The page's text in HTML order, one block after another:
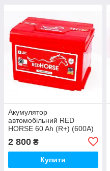
Акумулятор
автомобільний RED
HORSE 60 Ah (R+) (600А)
2 800 ₴
Купити